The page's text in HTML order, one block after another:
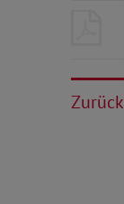
Zurück